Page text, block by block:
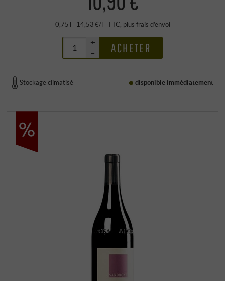
0,75 l · 14,53 €/l · TTC , plus frais d’envoi
+
–
ACHETER
Stockage climatisé disponible immédiatement